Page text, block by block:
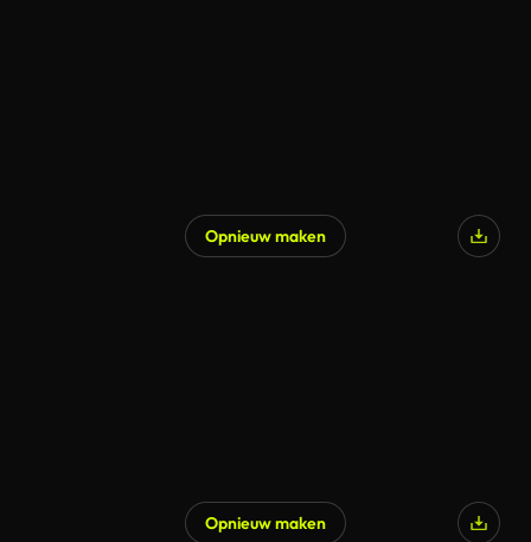
Opnieuw maken
Opnieuw maken